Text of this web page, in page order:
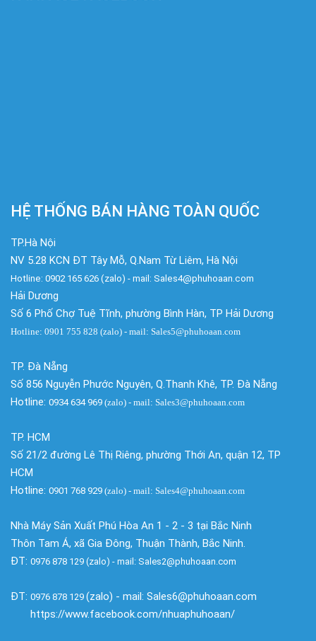
HỆ THỐNG BÁN HÀNG TOÀN QUỐC
TP.Hà Nội
NV 5.28 KCN ĐT Tây Mỗ, Q.Nam Từ Liêm, Hà Nội
Hotline: 0902 165 626 (zalo) - mail: Sales4@phuhoaan.com
Hải Dương
Số 6 Phố Chợ Tuệ Tĩnh, phường Bình Hàn, TP Hải Dương
Hotline: 0901 755 828 (zalo) - mail: Sales5@phuhoaan.com
TP. Đà Nẵng
Số 856 Nguyễn Phước Nguyên, Q.Thanh Khê, TP. Đà Nẵng
Hotline: 0934 634 969 (zalo) - mail: Sales3@phuhoaan.com
TP. HCM
Số 21/2 đường Lê Thị Riêng, phường Thới An, quận 12, TP
HCM
Hotline: 0901 768 929 (zalo) - mail: Sales4@phuhoaan.com
Nhà Máy Sản Xuất Phú Hòa An 1 - 2 - 3 tại Bắc Ninh
Thôn Tam Á, xã Gia Đông, Thuận Thành, Bắc Ninh.
ĐT: 0976 878 129 (zalo) - mail: Sales2@phuhoaan.com
ĐT: 0976 878 129 (zalo) - mail: Sales6@phuhoaan.com
https://www.facebook.com/nhuaphuhoaan/